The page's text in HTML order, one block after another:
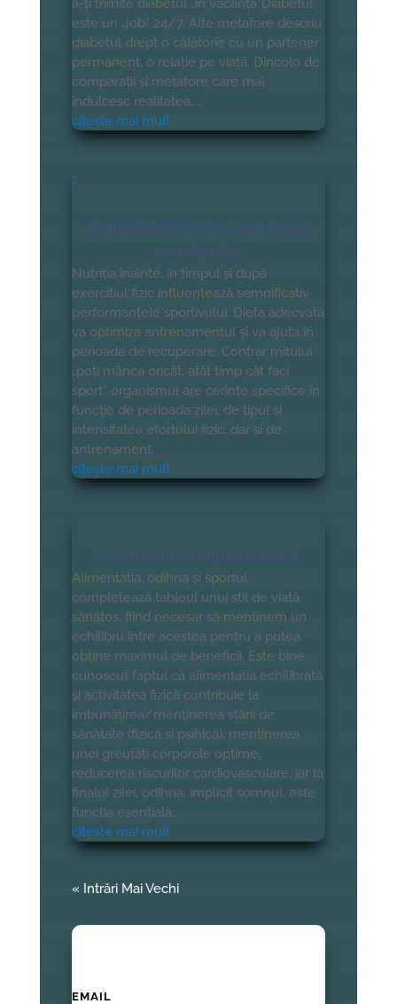
este un „job” 24/7. Alte metafore descriu
diabetul drept o călătorie cu un partener
permanent, o relație pe viață. Dincolo de
comparații și metafore care mai
îndulcesc realitatea,...
citește mai mult
Nutriția înainte, în timpul și după
exercițiu fizic
Nutriția înainte, în timpul și după
exercițiul fizic influențează semnificativ
performanțele sportivului. Dieta adecvată
va optimiza antrenamentul și va ajuta în
perioada de recuperare. Contrar mitului
„poți mânca oricât, atât timp cât faci
sport” organismul are cerințe specifice în
funcție de perioada zilei, de tipul și
intensitatea efortului fizic, dar și de
antrenament.
citește mai mult
Fenomenul de suprasolicitare
Alimentația, odihna și sportul
completează tabloul unui stil de viață
sănătos, fiind necesar să menținem un
echilibru între acestea pentru a putea
obține maximul de beneficii. Este bine
cunoscut faptul că alimentația echilibrată
și activitatea fizică contribuie la
îmbunățirea/menținerea stării de
sănătate (fizică și psihică), menținerea
unei greutăți corporale optime,
reducerea riscurilor cardiovasculare, iar la
finalul zilei, odihna, implicit somnul, este
funcția esențială…
citește mai mult
« Intrări Mai Vechi
EMAIL